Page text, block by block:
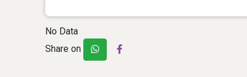
No Data
Share on